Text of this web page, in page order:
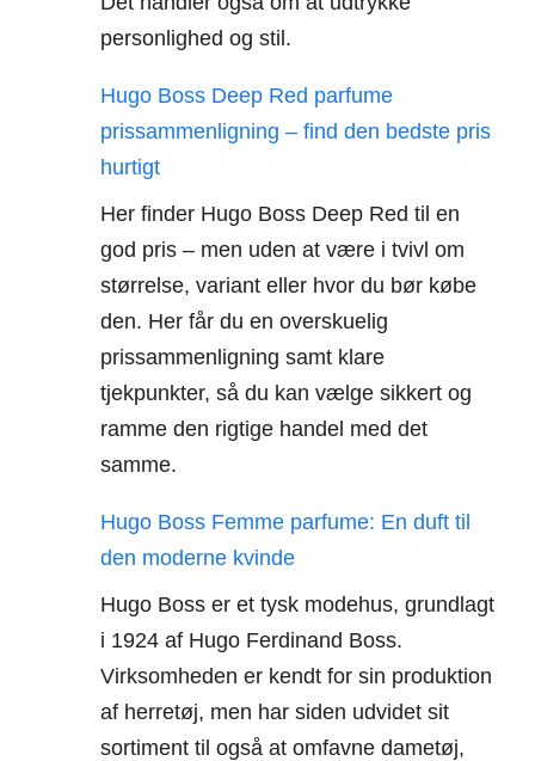
personlighed og stil.
Hugo Boss Deep Red parfume
prissammenligning – find den bedste pris
hurtigt
Her finder Hugo Boss Deep Red til en
god pris – men uden at være i tvivl om
størrelse, variant eller hvor du bør købe
den. Her får du en overskuelig
prissammenligning samt klare
tjekpunkter, så du kan vælge sikkert og
ramme den rigtige handel med det
samme.
Hugo Boss Femme parfume: En duft til
den moderne kvinde
Hugo Boss er et tysk modehus, grundlagt
i 1924 af Hugo Ferdinand Boss.
Virksomheden er kendt for sin produktion
af herretøj, men har siden udvidet sit
sortiment til også at omfavne dametøj,